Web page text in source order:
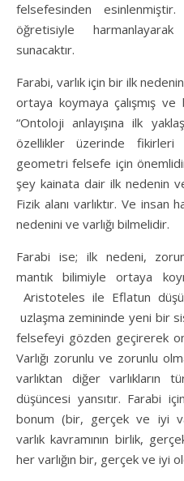
felsefesinden
öğretisiyle
sunacaktır.
Farabi, varlık için bir ilk
ortaya koymaya çalışmış ve
“Ontoloji anlayışına ilk
özellikler üzerinde fikirleri
geometri felsefe için
şey kainata dair ilk nedenin
Fizik alanı varlıktır. Ve insan
nedenini ve varlığı bilmelidir.
Farabi ise; ilk nedeni,
mantık bilimiyle ortaya
Aristoteles ile Eflatun
uzlaşma zemininde yeni bir
felsefeyi gözden geçirerek
Varlığı zorunlu ve zorunlu
varlıktan diğer varlıkların
düşüncesi yansıtır. Farabi
bonum (bir, gerçek ve iyi
varlık kavramının birlik,
her varlığın bir, gerçek ve iyi